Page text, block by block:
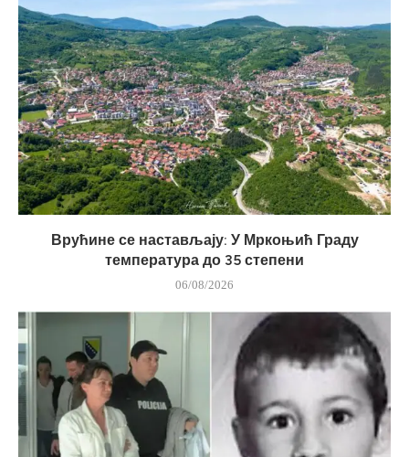
Врућине се настављају: У Мркоњић Граду
температура до 35 степени
06/08/2026